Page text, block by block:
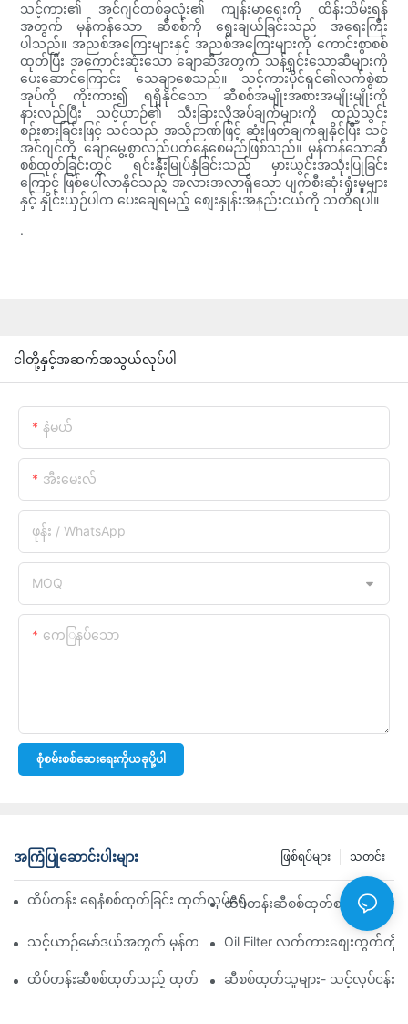
သင့်ကား၏ အင်ဂျင်တစ်ခုလုံး၏ ကျန်းမာရေးကို ထိန်းသိမ်းရန်
အတွက် မှန်ကန်သော ဆီစစ်ကို ရွေးချယ်ခြင်းသည် အရေးကြီး
ပါသည်။ အညစ်အကြေးများနှင့် အညစ်အကြေးများကို ကောင်းစွာစစ်
ထုတ်ပြီး အကောင်းဆုံးသော ချောဆီအတွက် သန့်ရှင်းသောဆီများကို
ပေးဆောင်ကြောင်း သေချာစေသည်။ သင့်ကားပိုင်ရှင်၏လက်စွဲစာ
အုပ်ကို ကိုးကား၍ ရရှိနိုင်သော ဆီစစ်အမျိုးအစားအမျိုးမျိုးကို
နားလည်ပြီး သင့်ယာဉ်၏ သီးခြားလိုအပ်ချက်များကို ထည့်သွင်း
စဉ်းစားခြင်းဖြင့် သင်သည် အသိဉာဏ်ဖြင့် ဆုံးဖြတ်ချက်ချနိုင်ပြီး သင့်
အင်ဂျင်ကို ချောမွေ့စွာလည်ပတ်နေစေမည်ဖြစ်သည်။ မှန်ကန်သောဆီ
စစ်ထုတ်ခြင်းတွင် ရင်းနှီးမြုပ်နှံခြင်းသည် မှားယွင်းအသုံးပြုခြင်း
ကြောင့် ဖြစ်ပေါ်လာနိုင်သည့် အလားအလာရှိသော ပျက်စီးဆုံးရှုံးမှုများ
နှင့် နှိုင်းယှဉ်ပါက ပေးချေရမည့် စျေးနှုန်းအနည်းငယ်ကို သတိရပါ။
.
ငါတို့နှင့်အဆက်အသွယ်လုပ်ပါ
နံမယ်
အီးမေးလ်
ဖုန်း / WhatsApp
MOQ
ကေြနပ်သော
စုံစမ်းစစ်ဆေးရေးကိုယခုပို့ပါ
အကြံပြုဆောင်းပါးများ သတင်း
ဖြစ်ရပ်များ
ထိပ်တန်း ရေနံစစ်ထုတ်ခြင်း ထုတ်လုပ်ရေးကုမ္ပဏီများ- ပြည့်စုံသော ခ
ထိပ်တန်းဆီစစ်ထုတ်စက် လက်ကား
သင့်ယာဉ်မော်ဒယ်အတွက် မှန်ကန်သော ဆီစစ်ထုတ်စက်ကို ရွေးချယ်ခြင်း-
Oil Filter လက်ကားစျေးကွက်ကို
ထိပ်တန်းဆီစစ်ထုတ်သည့် ထုတ်လုပ်သူများနှင့် ၎င်းတို့၏ ဆန်းသစ်တီထွင်မှု
ဆီစစ်ထုတ်သူများ- သင့်လုပ်ငန်း